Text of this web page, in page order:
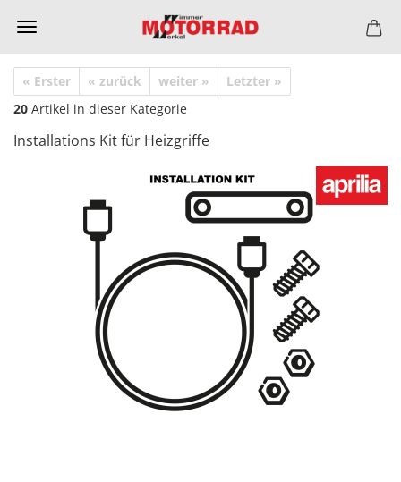
« Erster « zurück weiter »
Letzter »
20 Artikel in dieser Kategorie
Installations Kit für Heizgriffe